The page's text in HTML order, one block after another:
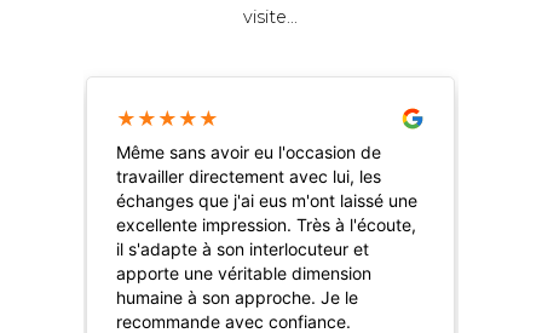
visite...
★ ★ ★ ★ ★
Même sans avoir eu l'occasion de
travailler directement avec lui, les
échanges que j'ai eus m'ont laissé une
excellente impression. Très à l'écoute,
il s'adapte à son interlocuteur et
apporte une véritable dimension
humaine à son approche. Je le
recommande avec confiance.